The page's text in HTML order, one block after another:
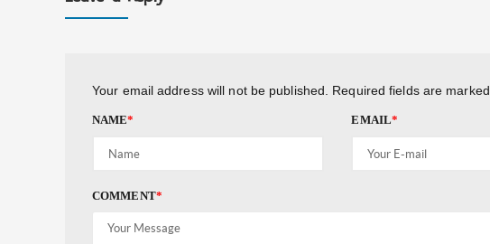
Your email address will not be published. Required fields are marked
NAME* EMAIL*
COMMENT*